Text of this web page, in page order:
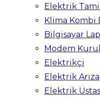
Elektrik
Klima Kombi
Bilgisayar
Modem
Elektrikçi
Elektrik Arıza
Elektrik